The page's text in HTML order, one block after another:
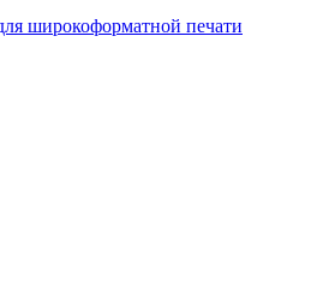
широкоформатной печати